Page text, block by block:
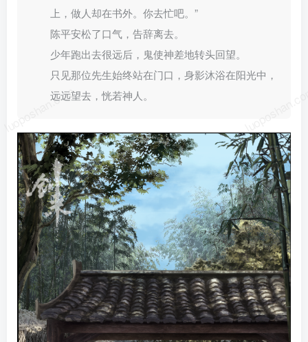
luoposhan.com
上，做人却在书外。你去忙吧。”
陈平安松了口气，告辞离去。
少年跑出去很远后，鬼使神差地转头回望。
只见那位先生始终站在门口，身影沐浴在阳光中，
远远望去，恍若神人。